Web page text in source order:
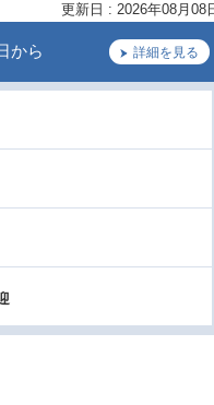
更新日 : 2026年08月08
から 詳細を見る